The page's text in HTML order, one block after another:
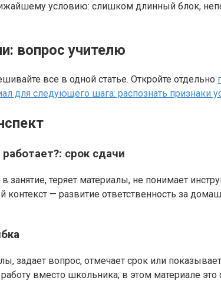
условию: слишком длинный блок,
вопрос учителю
все в одной статье. Откройте отдельно
для следующего шага: распознать признаки
срок сдачи
теряет материалы, не понимает
контекст — развитие ответственность за
задает вопрос, отмечает срок или
вместо школьника; в этом материале